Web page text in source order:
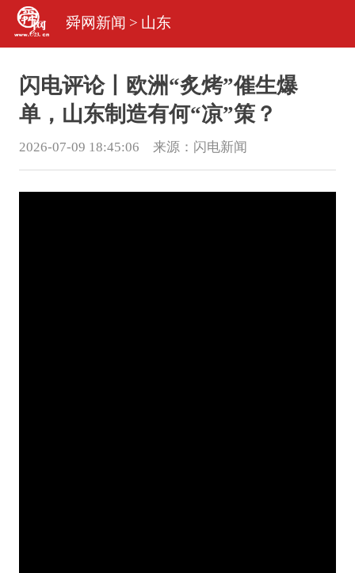
舜网新闻 > 山东
闪电评论丨欧洲“炙烤”催生爆
单，山东制造有何“凉”策？
2026-07-09 18:45:06 来源： 闪电新闻